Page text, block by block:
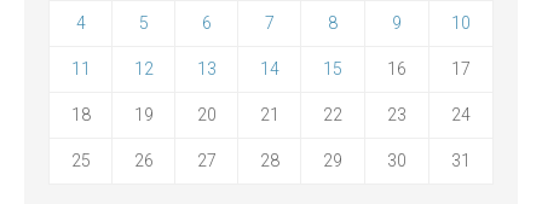
4 5 6 7 8 9 10
11 12 13 14 15 16 17
18 19 20 21 22 23 24
25 26 27 28 29 30 31